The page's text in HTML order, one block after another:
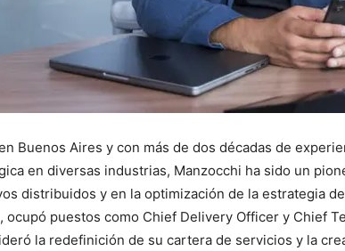
Buenos Aires y con más de dos décadas de
en diversas industrias, Manzocchi ha sido un
distribuidos y en la optimización de la estrategia
, ocupó puestos como Chief Delivery Officer y Chief
la redefinición de su cartera de servicios y la